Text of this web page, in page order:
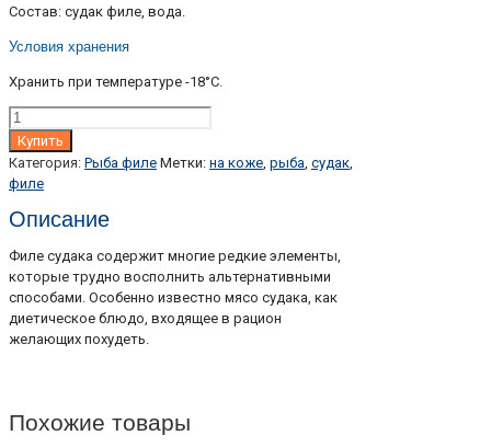
Состав: судак филе, вода.
Условия хранения
Хранить при температуре -18°С.
Количество
Купить
Категория: Рыба филе Метки: на коже, рыба, судак,
филе
Описание
Филе судака содержит многие редкие элементы,
которые трудно восполнить альтернативными
способами. Особенно известно мясо судака, как
диетическое блюдо, входящее в рацион
желающих похудеть.
Похожие товары